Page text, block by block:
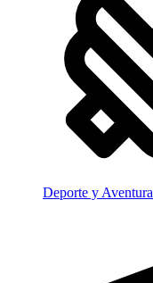
Deporte y Aventura